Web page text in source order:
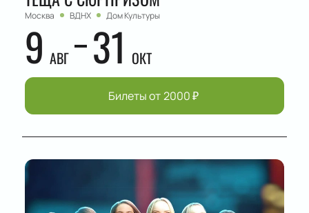
Москва ВДНХ Дом Культуры
9 АВГ 31 ОКТ
Билеты от 2000₽